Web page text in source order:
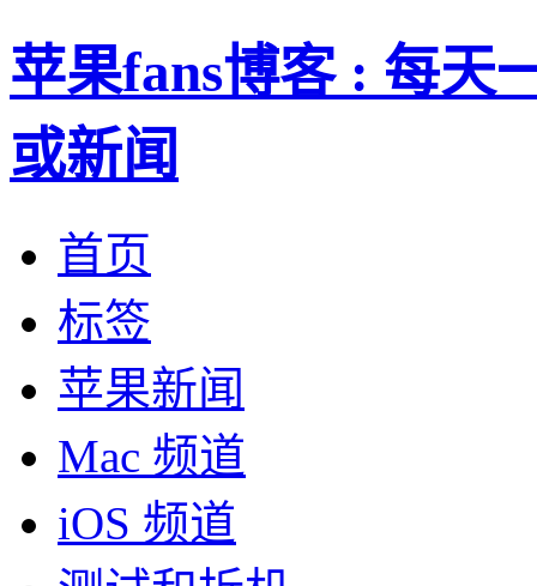
苹果fans博客 : 每天
或新闻
首页
标签
苹果新闻
Mac 频道
iOS 频道